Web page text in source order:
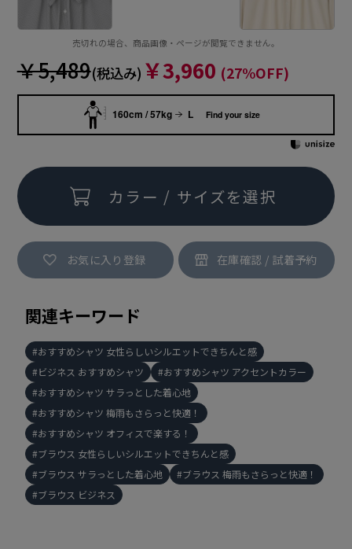
売切れの場合、商品画像・ページが閲覧できません。
￥5,489(税込み) ￥3,960 (27%OFF)
160cm / 57kg L Find your size
カラー / サイズを選択
お気に入り登録
関連キーワード
おすすめシャツ 女性らしいシルエットできちんと感
ビジネス おすすめシャツ
おすすめシャツ アクセントカラー
おすすめシャツ サラっとした着心地
おすすめシャツ 梅雨もさらっと快適！
おすすめシャツ オフィスで楽する！
ブラウス 女性らしいシルエットできちんと感
ブラウス サラっとした着心地
ブラウス 梅雨もさらっと快適！
ブラウス ビジネス